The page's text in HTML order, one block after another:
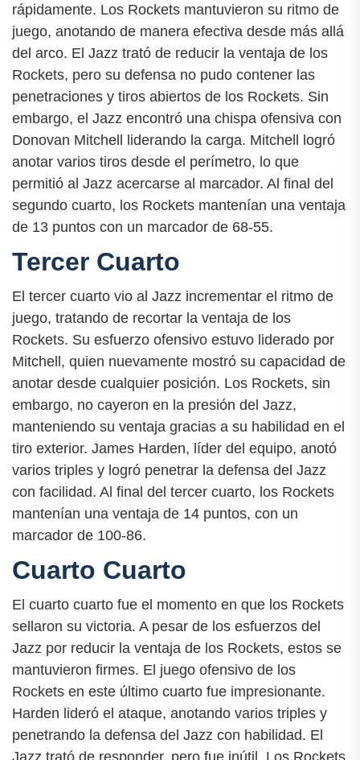
rápidamente. Los Rockets mantuvieron su ritmo de
juego, anotando de manera efectiva desde más allá
del arco. El Jazz trató de reducir la ventaja de los
Rockets, pero su defensa no pudo contener las
penetraciones y tiros abiertos de los Rockets. Sin
embargo, el Jazz encontró una chispa ofensiva con
Donovan Mitchell liderando la carga. Mitchell logró
anotar varios tiros desde el perímetro, lo que
permitió al Jazz acercarse al marcador. Al final del
segundo cuarto, los Rockets mantenían una ventaja
de 13 puntos con un marcador de 68-55.
Tercer Cuarto
El tercer cuarto vio al Jazz incrementar el ritmo de
juego, tratando de recortar la ventaja de los
Rockets. Su esfuerzo ofensivo estuvo liderado por
Mitchell, quien nuevamente mostró su capacidad de
anotar desde cualquier posición. Los Rockets, sin
embargo, no cayeron en la presión del Jazz,
manteniendo su ventaja gracias a su habilidad en el
tiro exterior. James Harden, líder del equipo, anotó
varios triples y logró penetrar la defensa del Jazz
con facilidad. Al final del tercer cuarto, los Rockets
mantenían una ventaja de 14 puntos, con un
marcador de 100-86.
Cuarto Cuarto
El cuarto cuarto fue el momento en que los Rockets
sellaron su victoria. A pesar de los esfuerzos del
Jazz por reducir la ventaja de los Rockets, estos se
mantuvieron firmes. El juego ofensivo de los
Rockets en este último cuarto fue impresionante.
Harden lideró el ataque, anotando varios triples y
penetrando la defensa del Jazz con habilidad. El
Jazz trató de responder, pero fue inútil. Los Rockets